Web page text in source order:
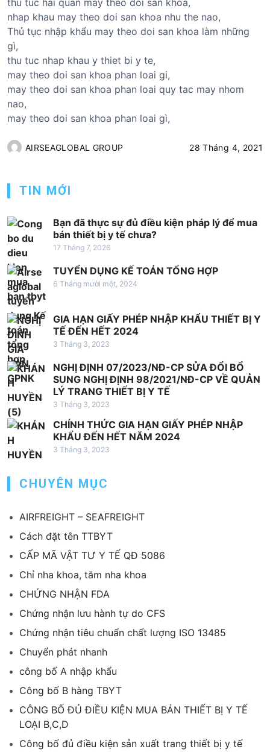
thu tuc hai quan may theo doi san khoa,
nhap khau may theo doi san khoa nhu the nao,
Thủ tục nhập khẩu may theo doi san khoa làm những
gì,
thu tuc nhap khau y thiet bi y te,
may theo doi san khoa phan loai gi,
may theo doi san khoa phan loai quy tac may nhom
nao,
may theo doi san khoa phan loai gì,
AIRSEAGLOBAL GROUP 28 Tháng 4, 2021
TIN MỚI
Bạn đã thực sự đủ điều kiện pháp lý để mua
bán thiết bị y tế chưa?
17 Tháng 7, 2026
TUYỂN DỤNG KẾ TOÁN TỔNG HỢP
6 Tháng mười một, 2024
GIA HẠN GIẤY PHÉP NHẬP KHẨU THIẾT BỊ Y
TẾ ĐẾN HẾT 2024
3 Tháng 3, 2023
NGHỊ ĐỊNH 07/2023/NĐ-CP SỬA ĐỔI BỔ
SUNG NGHỊ ĐỊNH 98/2021/NĐ-CP VỀ QUẢN
LÝ TRANG THIẾT BỊ Y TẾ
3 Tháng 3, 2023
CHÍNH THỨC GIA HẠN GIẤY PHÉP NHẬP
KHẨU ĐẾN HẾT NĂM 2024
3 Tháng 3, 2023
CHUYÊN MỤC
AIRFREIGHT – SEAFREIGHT
Cách đặt tên TTBYT
CẤP MÃ VẬT TƯ Y TẾ QĐ 5086
Chỉ nha khoa, tăm nha khoa
CHỨNG NHẬN FDA
Chứng nhận lưu hành tự do CFS
Chứng nhận tiêu chuẩn chất lượng ISO 13485
Chuyển phát nhanh
công bố A nhập khẩu
Công bố B hàng TBYT
CÔNG BỐ ĐỦ ĐIỀU KIỆN MUA BÁN THIẾT BỊ Y TẾ
LOẠI B,C,D
Công bố đủ điều kiện sản xuất trang thiết bị y tế